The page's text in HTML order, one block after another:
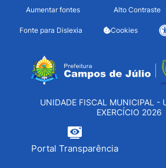
Seção de
Ir para o conteúdo [alt+1]
Ir para o menu [alt+2]
Ir para o rodapé [alt+4]
Aumentar fontes Alto Contraste
Fonte para Dislexia Cookies
Seção do
UNIDADE FISCAL MUNICIPAL -
EXERCÍCIO 2026
Portal Transparência